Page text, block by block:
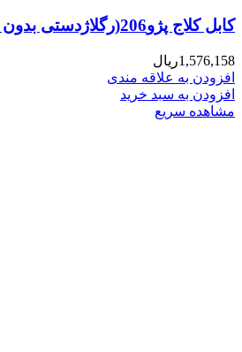
کابل کلاج پژو206(رگلاژدستی بدون یو)/HIC
1,576,158ریال
افزودن به علاقه مندی
افزودن به سبد خرید
مشاهده سریع